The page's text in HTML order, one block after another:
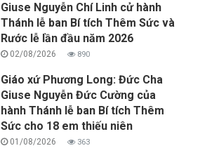
Giuse Nguyễn Chí Linh cử hành
Thánh lễ ban Bí tích Thêm Sức và
Rước lễ lần đầu năm 2026
02/08/2026 890
Giáo xứ Phương Long: Đức Cha
Giuse Nguyễn Đức Cường của
hành Thánh lễ ban Bí tích Thêm
Sức cho 18 em thiếu niên
01/08/2026 363